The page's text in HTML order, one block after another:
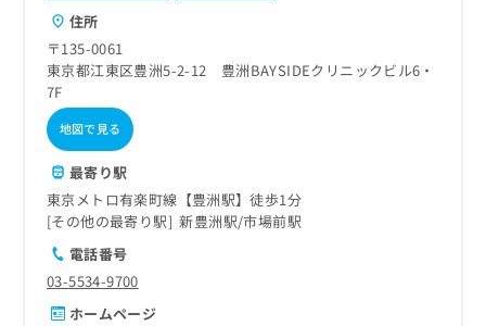
住所
〒135-0061
東京都江東区豊洲5-2-12 豊洲BAYSIDEクリニックビル6・
7F
地図で見る
最寄り駅
東京メトロ有楽町線【豊洲駅】徒歩1分
その他の最寄り駅
新豊洲駅 市場前駅
電話番号
03-5534-9700
ホームページ